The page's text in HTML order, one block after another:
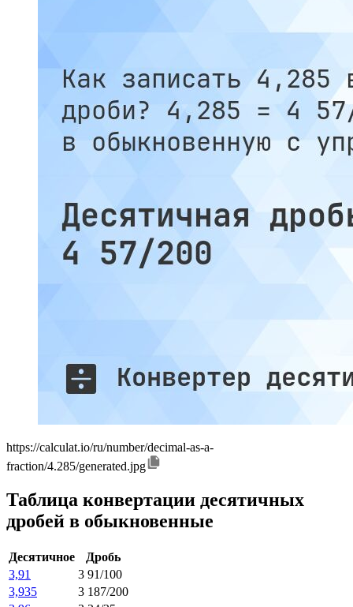
https://calculat.io/ru/number/decimal-as-a-
fraction/4.285/generated.jpg
Таблица конвертации десятичных
дробей в обыкновенные
Десятичное
Дробь
3,91
3 91/100
3,935
3 187/200